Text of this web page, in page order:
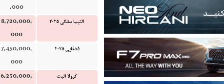
,000
التیما مشکی ۲۰۲۵
8,720,000,
000
قشقایی ۲۰۲۵
7,450,000,
000
کرولا الیت
6,250,000,